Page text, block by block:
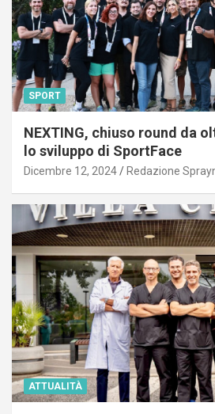
SPORT
NEXTING, chiuso round da
lo sviluppo di SportFace
Dicembre 12, 2024 Redazione
ATTUALITÀ